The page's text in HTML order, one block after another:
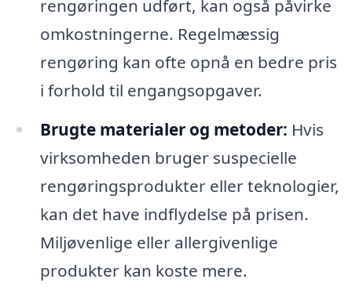
rengøringen udført, kan også påvirke
omkostningerne. Regelmæssig
rengøring kan ofte opnå en bedre pris
i forhold til engangsopgaver.
Brugte materialer og metoder: Hvis
virksomheden bruger suspecielle
rengøringsprodukter eller teknologier,
kan det have indflydelse på prisen.
Miljøvenlige eller allergivenlige
produkter kan koste mere.